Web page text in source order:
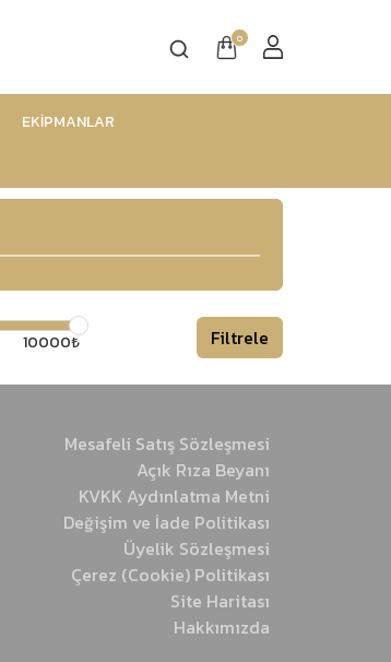
0
EKİPMANLAR
10000₺ Filtrele
Mesafeli Satış Sözleşmesi
Açık Rıza Beyanı
KVKK Aydınlatma Metni
Değişim ve İade Politikası
Üyelik Sözleşmesi
Çerez (Cookie) Politikası
Site Haritası
Hakkımızda